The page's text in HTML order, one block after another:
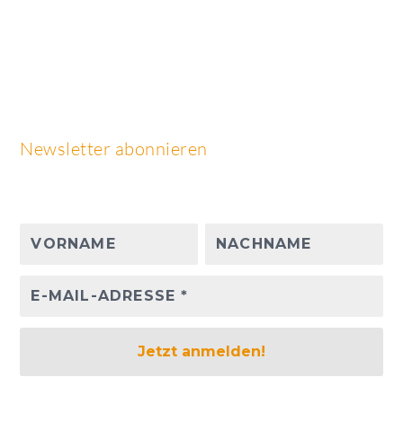
Newsletter abonnieren